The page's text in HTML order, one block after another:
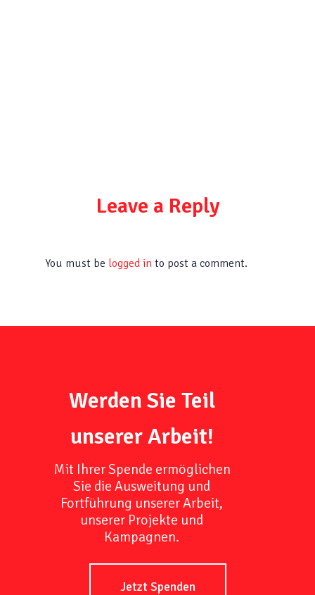
Leave a Reply
You must be logged in to post a comment.
Werden Sie Teil
unserer Arbeit!
Mit Ihrer Spende ermöglichen
Sie die Ausweitung und
Fortführung unserer Arbeit,
unserer Projekte und
Kampagnen.
Jetzt Spenden